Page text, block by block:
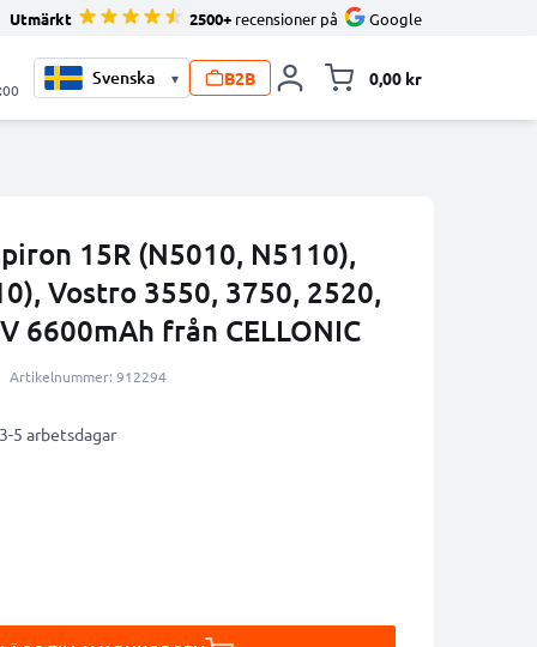
Utmärkt 2500+ recensioner på Google
▾ B2B 0,00 kr
15R (N5010, N5110),
Vostro 3550, 3750, 2520,
6600mAh från CELLONIC
Artikelnummer: 912294
5 arbetsdagar